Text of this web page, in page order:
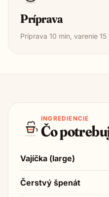
Príprava
Príprava 10 min, varenie 15
INGREDIENCIE
Čo
Vajíčka (large)
Čerstvý špenát